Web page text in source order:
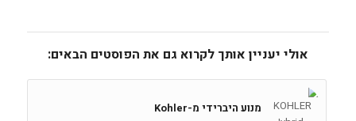
אולי יעניין אותך לקרוא גם את הפוסטים הבאים:
מנוע היברידי מ-Kohler